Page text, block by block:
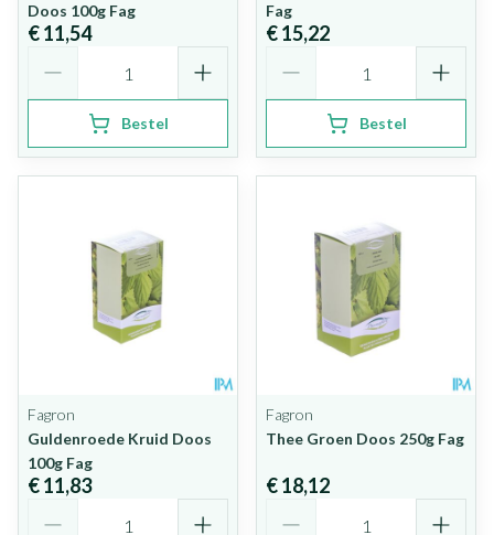
Doos 100g Fag
€ 11,54
Bestel
Fag
€ 15,22
Bestel
Fagron
Guldenroede Kruid Doos
100g Fag
€ 11,83
Fagron
Thee Groen Doos 250g Fag
€ 18,12